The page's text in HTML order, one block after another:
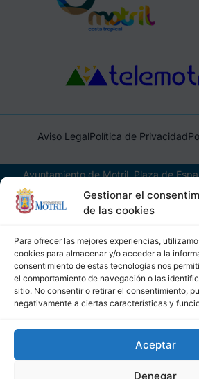
Gestionar el
de las cookies
Para ofrecer las mejores experiencias,
cookies para almacenar y/o acceder a la
consentimiento de estas tecnologías nos
el comportamiento de navegación o las
sitio. No consentir o retirar el consentimiento,
negativamente a ciertas características y
Aceptar
Denegar
Aviso LegalPolítica de Privacidad
Ayuntamiento de Motril, Plaza de
(Granada), CIF: P1814200J,